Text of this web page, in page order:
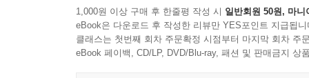
1,000원 이상 구매 후 한줄평 작성 시 일반회원 50원, 마니
eBook은 다운로드 후 작성한 리뷰만 YES포인트 지급됩니
클래스는 첫번째 회차 주문확정 시점부터 마지막 회차 주
eBook 페이백, CD/LP, DVD/Blu-ray, 패션 및 판매금지 상